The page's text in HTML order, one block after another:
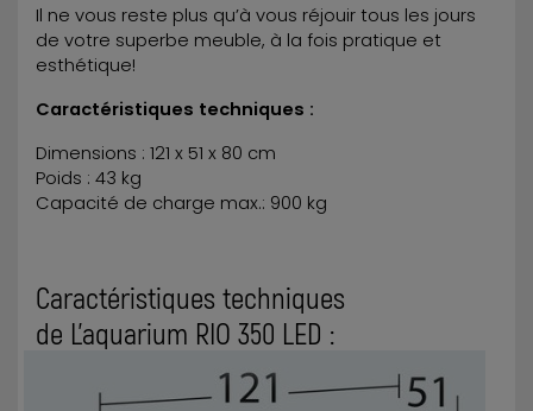
Il ne vous reste plus qu’à vous réjouir tous les jours
de votre superbe meuble, à la fois pratique et
esthétique!
Caractéristiques techniques :
Dimensions : 121 x 51 x 80 cm
Poids : 43 kg
Capacité de charge max.: 900 kg
Caractéristiques techniques
de L’aquarium RIO 350 LED :